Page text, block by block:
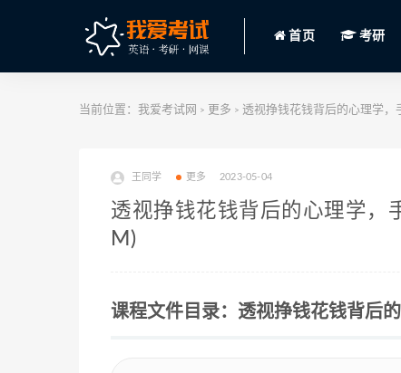
首页 考研
当前位置： 我爱考试网 > 更多 > 透视挣钱花钱背后的心理学
王同学 更多 2023-05-04
透视挣钱花钱背后的心理学，
M)
课程文件目录：透视挣钱花钱背后